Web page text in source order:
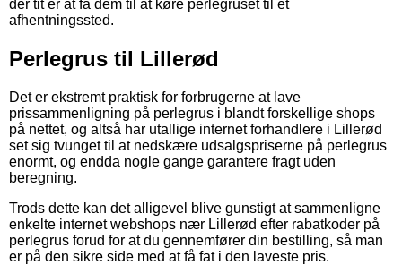
der tit er at få dem til at køre perlegruset til et
afhentningssted.
Perlegrus til Lillerød
Det er ekstremt praktisk for forbrugerne at lave
prissammenligning på perlegrus i blandt forskellige shops
på nettet, og altså har utallige internet forhandlere i Lillerød
set sig tvunget til at nedskære udsalgspriserne på perlegrus
enormt, og endda nogle gange garantere fragt uden
beregning.
Trods dette kan det alligevel blive gunstigt at sammenligne
enkelte internet webshops nær Lillerød efter rabatkoder på
perlegrus forud for at du gennemfører din bestilling, så man
er på den sikre side med at få fat i den laveste pris.